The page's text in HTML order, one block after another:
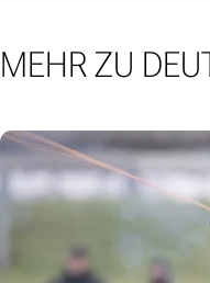
MEHR ZU